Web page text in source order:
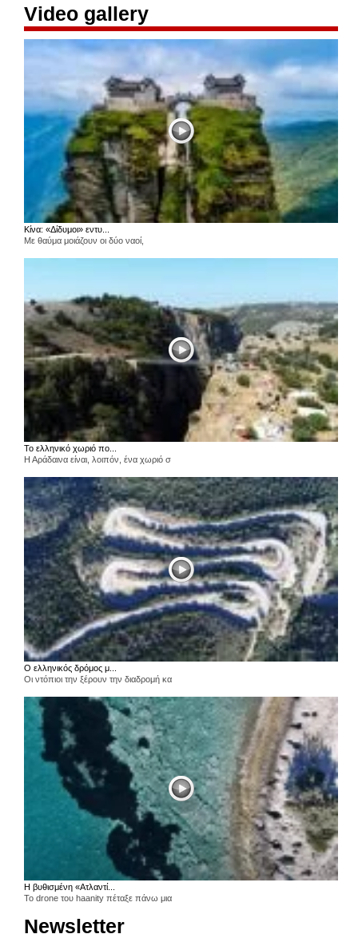
Video gallery
Κίνα: «Δίδυμοι» εντυ...
Με θαύμα μοιάζουν οι δύο ναοί,
Το ελληνικό χωριό πο...
Η Αράδαινα είναι, λοιπόν, ένα χωριό σ
Ο ελληνικός δρόμος μ...
Οι ντόπιοι την ξέρουν την διαδρομή κα
Η βυθισμένη «Ατλαντί...
Το drone του haanity πέταξε πάνω μια
Newsletter